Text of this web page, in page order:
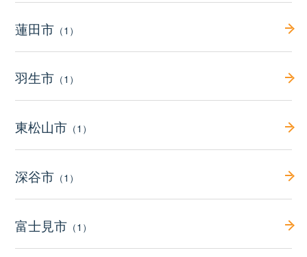
蓮田市 （1）
羽生市 （1）
東松山市 （1）
深谷市 （1）
富士見市 （1）